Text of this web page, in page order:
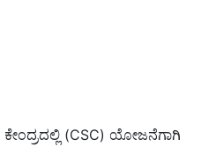
ಕೇಂದ್ರದಲ್ಲಿ (CSC) ಯೋಜನೆಗಾಗಿ